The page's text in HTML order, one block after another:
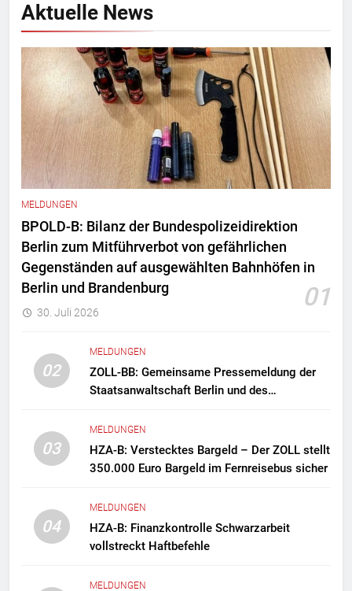
Aktuelle News
MELDUNGEN
BPOLD-B: Bilanz der Bundespolizeidirektion
Berlin zum Mitführverbot von gefährlichen
Gegenständen auf ausgewählten Bahnhöfen in
Berlin und Brandenburg
01
30. Juli 2026
02
MELDUNGEN
ZOLL-BB: Gemeinsame Pressemeldung der
Staatsanwaltschaft Berlin und des
Zollfahndung hebt mutmaßliches
Drogenlabor aus
03
MELDUNGEN
HZA-B: Verstecktes Bargeld – Der ZOLL stellt
350.000 Euro Bargeld im Fernreisebus sicher
04
MELDUNGEN
HZA-B: Finanzkontrolle Schwarzarbeit
vollstreckt Haftbefehle
MELDUNGEN